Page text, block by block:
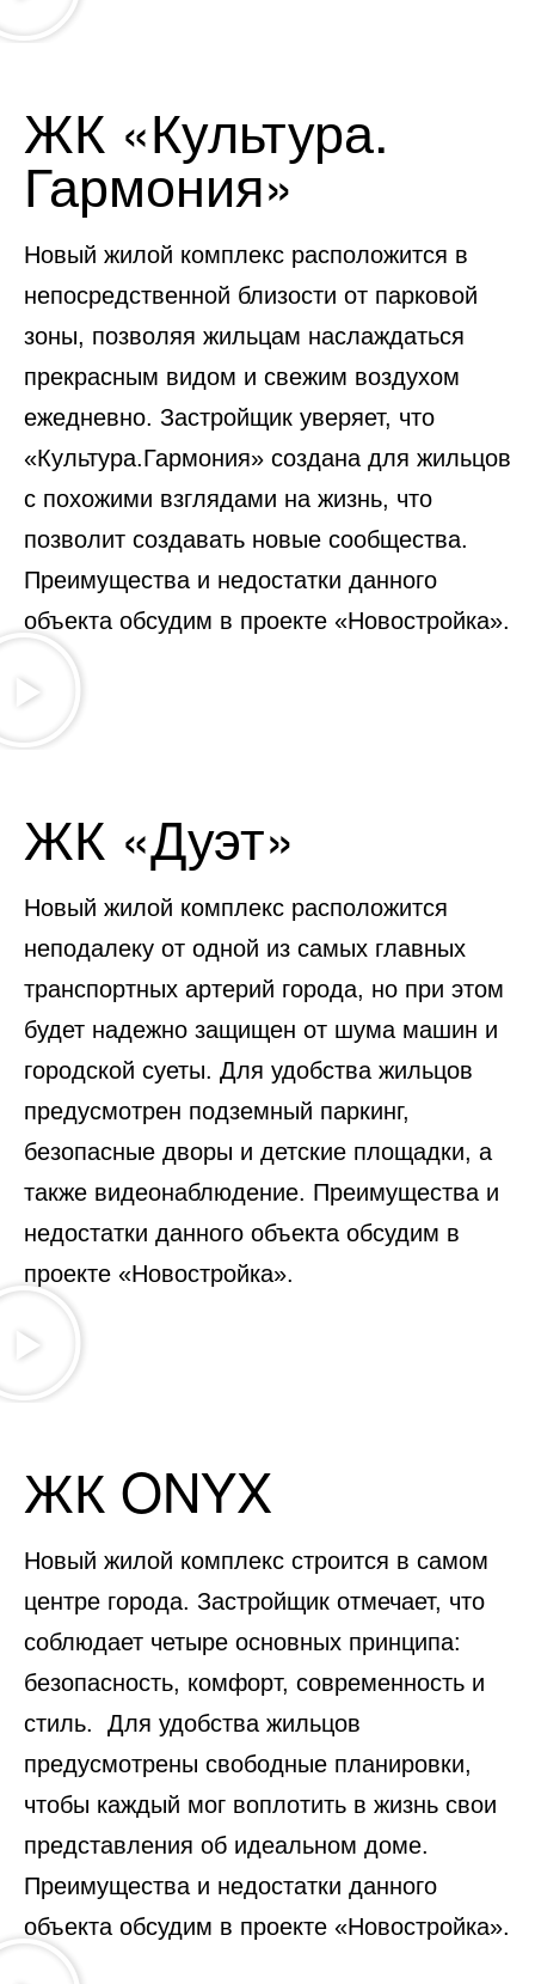
ЖК «Культура.
Гармония»
Новый жилой комплекс расположится в
непосредственной близости от парковой
зоны, позволяя жильцам наслаждаться
прекрасным видом и свежим воздухом
ежедневно. Застройщик уверяет, что
«Культура.Гармония» создана для жильцов
с похожими взглядами на жизнь, что
позволит создавать новые сообщества.
Преимущества и недостатки данного
объекта обсудим в проекте «Новостройка».
ЖК «Дуэт»
Новый жилой комплекс расположится
неподалеку от одной из самых главных
транспортных артерий города, но при этом
будет надежно защищен от шума машин и
городской суеты. Для удобства жильцов
предусмотрен подземный паркинг,
безопасные дворы и детские площадки, а
также видеонаблюдение. Преимущества и
недостатки данного объекта обсудим в
проекте «Новостройка».
ЖК ONYX
Новый жилой комплекс строится в самом
центре города. Застройщик отмечает, что
соблюдает четыре основных принципа:
безопасность, комфорт, современность и
стиль. Для удобства жильцов
предусмотрены свободные планировки,
чтобы каждый мог воплотить в жизнь свои
представления об идеальном доме.
Преимущества и недостатки данного
объекта обсудим в проекте «Новостройка».